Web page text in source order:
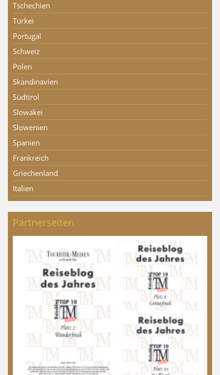
Tschechien
Türkei
Portugal
Schweiz
Polen
Skandinavien
Südtirol
Slowakei
Slowenien
Spanien
Frankreich
Griechenland
Italien
Partnerseiten